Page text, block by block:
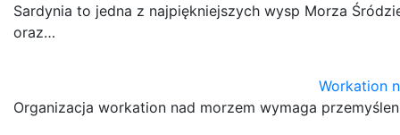
Sardynia to jedna z najpiękniejszych wysp Morza
oraz…
Workation
Organizacja workation nad morzem wymaga